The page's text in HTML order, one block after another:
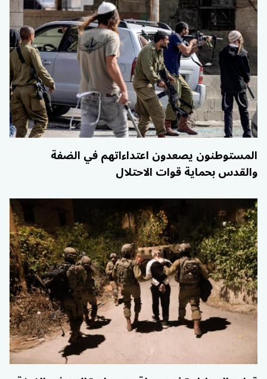
المستوطنون يصعدون اعتداءاتهم في الضفة
والقدس بحماية قوات الاحتلال